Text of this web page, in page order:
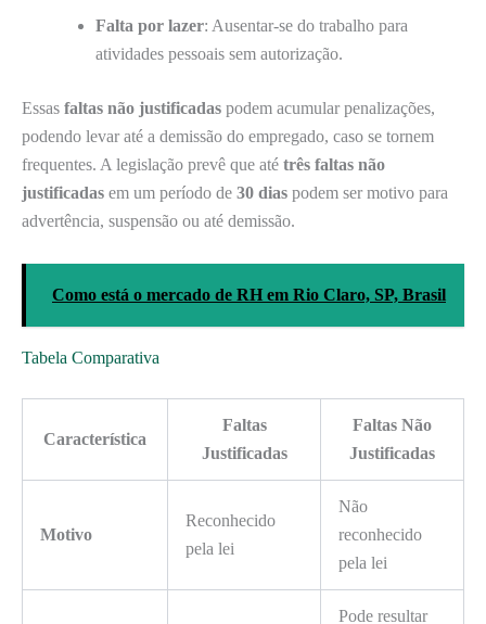
Falta por lazer: Ausentar-se do trabalho para
atividades pessoais sem autorização.
Essas faltas não justificadas podem acumular penalizações,
podendo levar até a demissão do empregado, caso se tornem
frequentes. A legislação prevê que até três faltas não
justificadas em um período de 30 dias podem ser motivo para
advertência, suspensão ou até demissão.
Como está o mercado de RH em Rio Claro, SP, Brasil
Tabela Comparativa
Característica
Faltas
Justificadas
Faltas Não
Justificadas
Motivo
Reconhecido
pela lei
Não
reconhecido
pela lei
Pode resultar